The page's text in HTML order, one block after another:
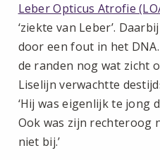
Leber Opticus Atrofie
‘ziekte van Leber’.
door een fout in het
de randen nog wat zicht
Liselijn verwachtte
‘Hij was eigenlijk te jong
Ook was zijn rechteroog
niet bij.’